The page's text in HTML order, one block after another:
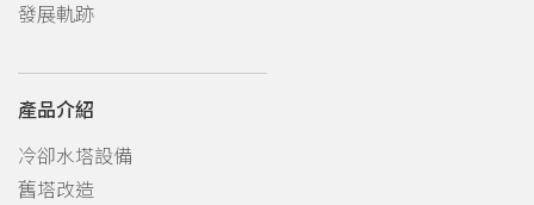
發展軌跡
產品介紹
冷卻水塔設備
舊塔改造